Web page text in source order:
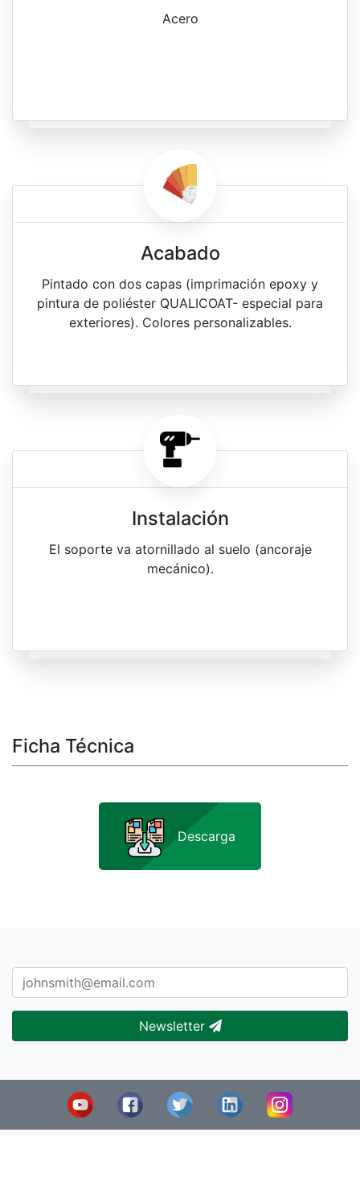
Acero
Acabado
Pintado con dos capas (imprimación epoxy y
pintura de poliéster QUALICOAT- especial para
exteriores). Colores personalizables.
Instalación
El soporte va atornillado al suelo (ancoraje
mecánico).
Ficha Técnica
Descarga
Newsletter